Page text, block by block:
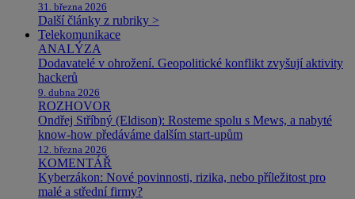
31. března 2026
Další články z rubriky >
Telekomunikace
ANALÝZA
Dodavatelé v ohrožení. Geopolitické konflikt zvyšují aktivity
hackerů
9. dubna 2026
ROZHOVOR
Ondřej Stříbný (Eldison): Rosteme spolu s Mews, a nabyté
know-how předáváme dalším start-upům
12. března 2026
KOMENTÁŘ
Kyberzákon: Nové povinnosti, rizika, nebo příležitost pro
malé a střední firmy?